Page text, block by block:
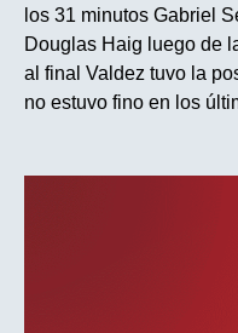
los 31 minutos Gabriel
Douglas Haig luego de
al final Valdez tuvo la
no estuvo fino en los